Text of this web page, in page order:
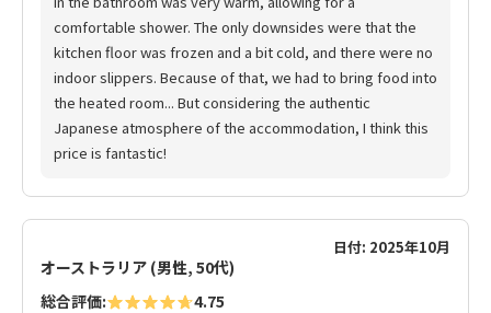
comfortable shower. The only downsides were that the
kitchen floor was frozen and a bit cold, and there were no
indoor slippers. Because of that, we had to bring food into
the heated room... But considering the authentic
Japanese atmosphere of the accommodation, I think this
price is fantastic!
日付: 2025年10月
オーストラリア (男性, 50代)
総合評価:
4.75